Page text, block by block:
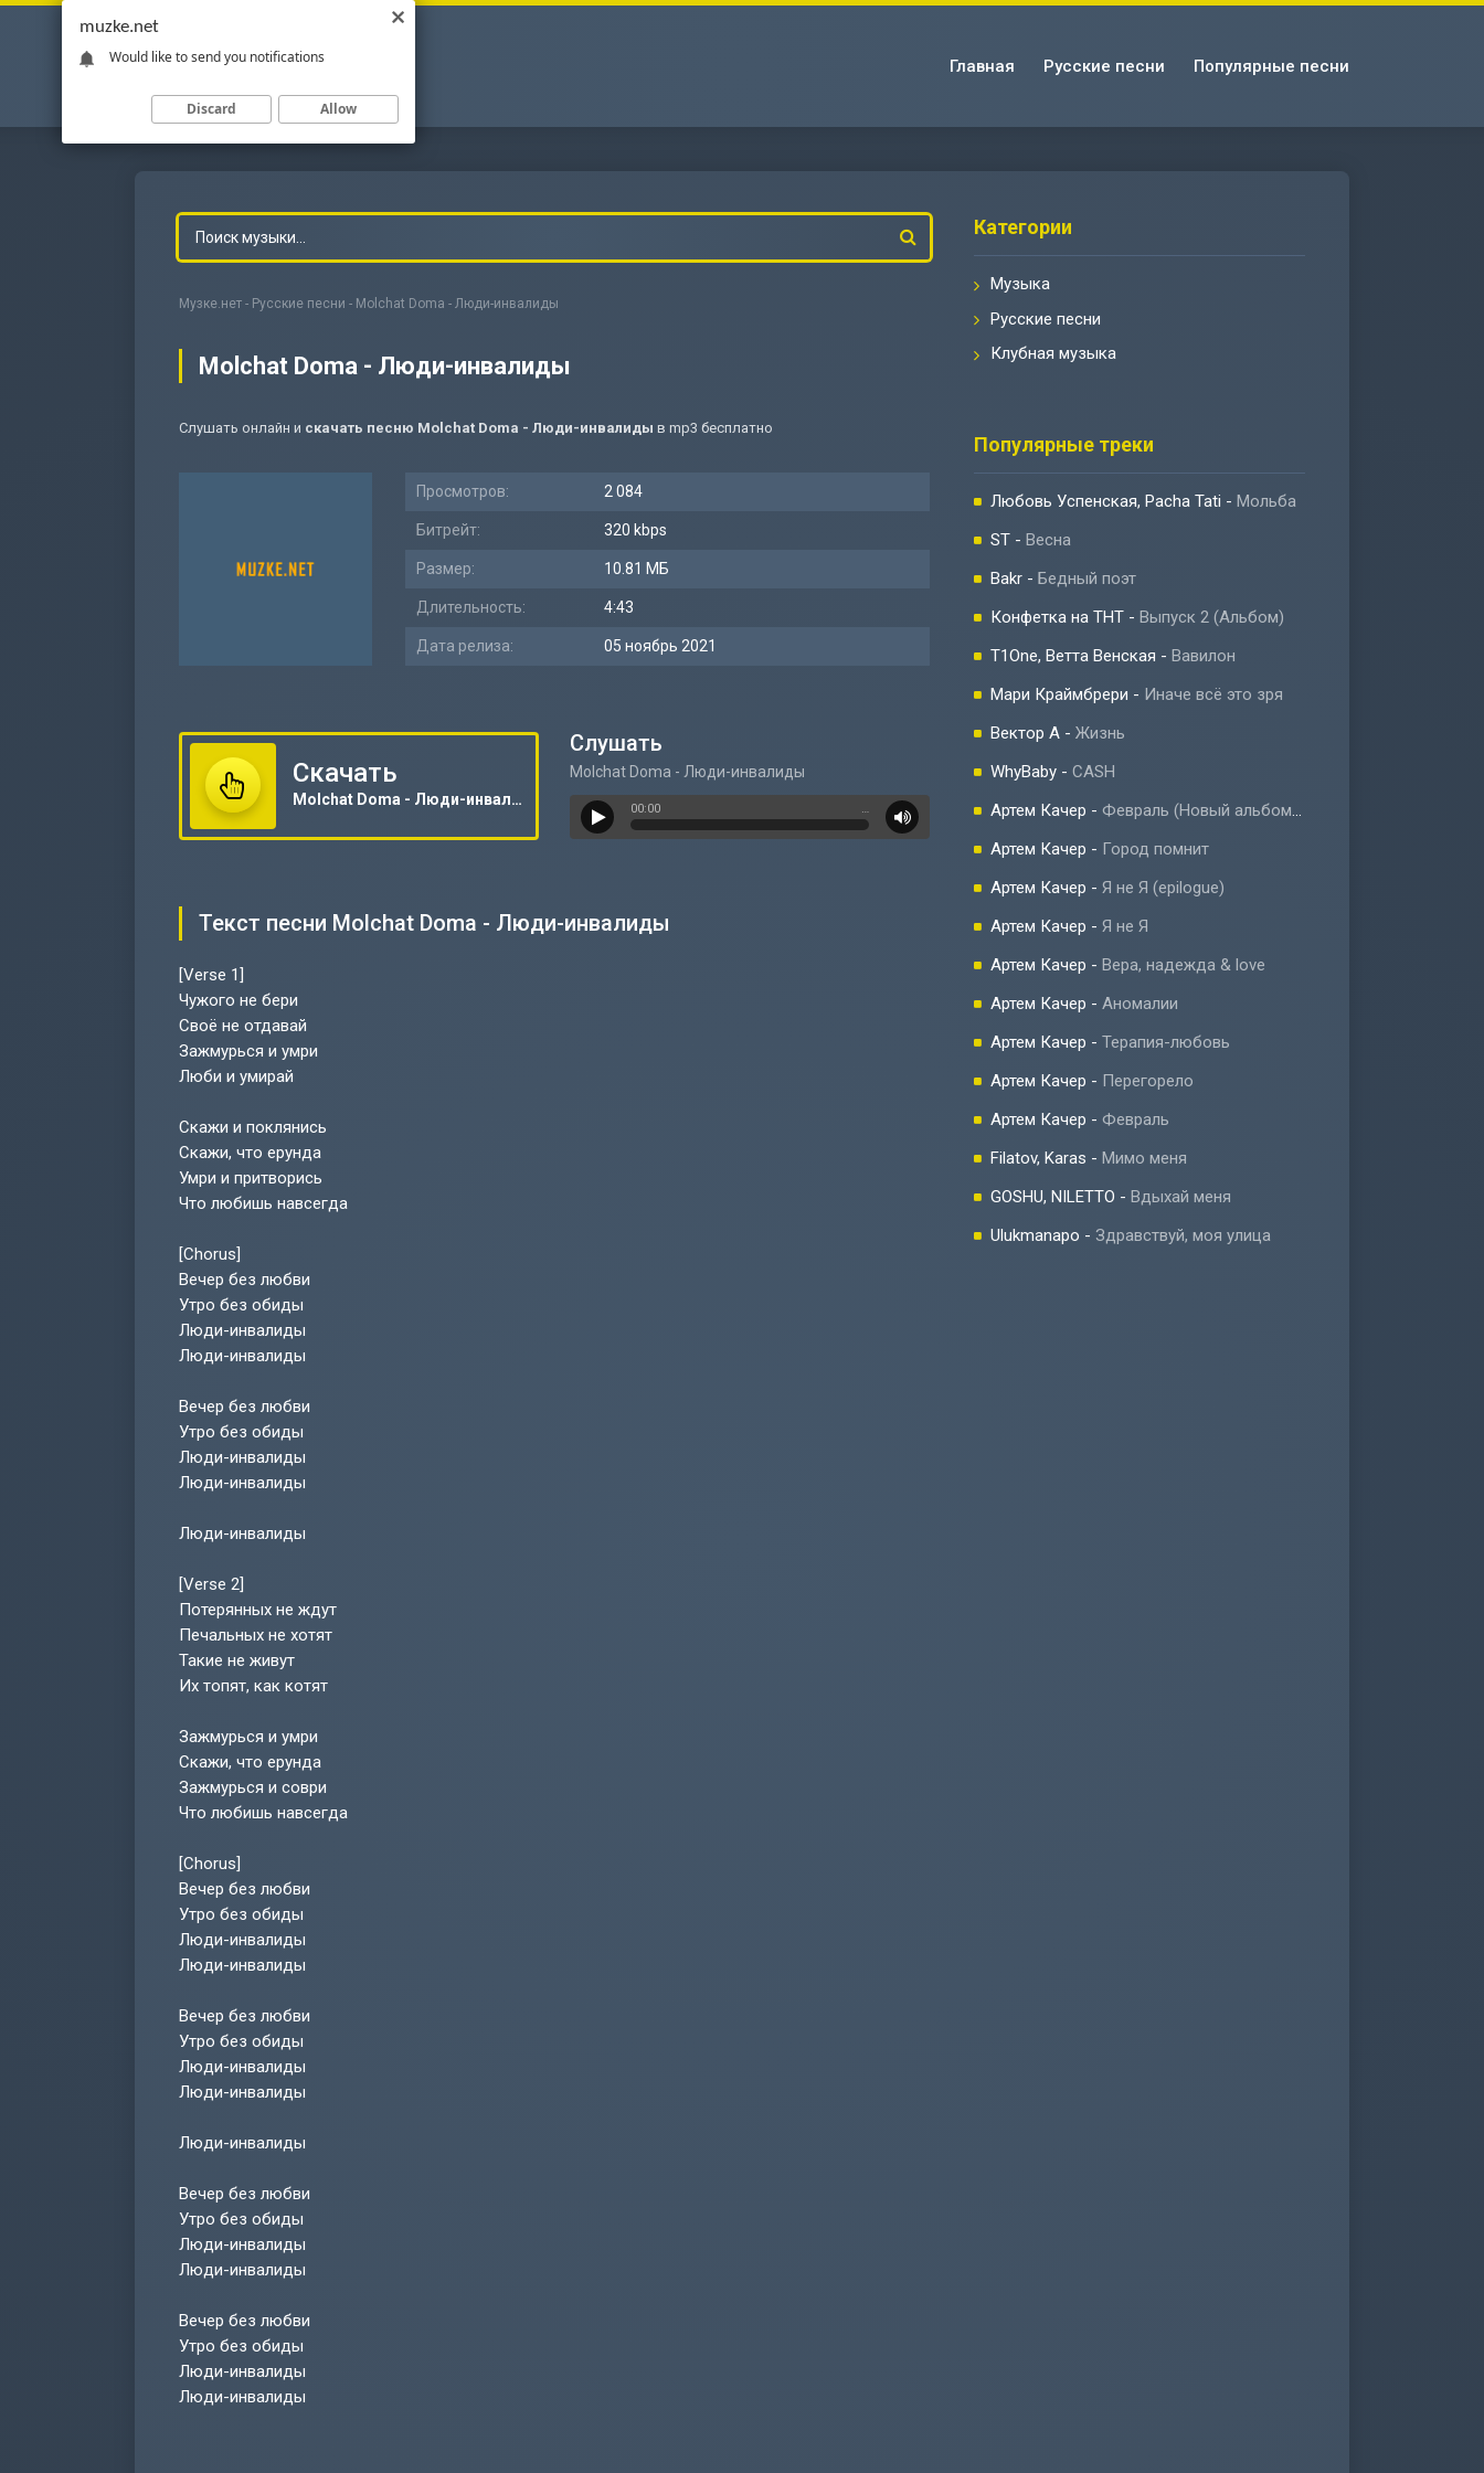
Главная Русские песни Популярные песни
Музке.нет - Русские песни - Molchat Doma - Люди-инвалиды
Molchat Doma - Люди-инвалиды
Слушать онлайн и скачать песню Molchat Doma - Люди-инвалиды в mp3 бесплатно
Просмотров: 2 084
Битрейт: 320 kbps
Размер: 10.81 МБ
Длительность: 4:43
Дата релиза: 05 ноябрь 2021
Скачать
Molchat Doma - Люди-инвалиды
Слушать
Molchat Doma - Люди-инвалиды
00:00 …
Текст песни Molchat Doma - Люди-инвалиды
[Verse 1]
Чужого не бери
Своё не отдавай
Зажмурься и умри
Люби и умирай
Скажи и поклянись
Скажи, что ерунда
Умри и притворись
Что любишь навсегда
[Chorus]
Вечер без любви
Утро без обиды
Люди-инвалиды
Люди-инвалиды
Вечер без любви
Утро без обиды
Люди-инвалиды
Люди-инвалиды
Люди-инвалиды
[Verse 2]
Потерянных не ждут
Печальных не хотят
Такие не живут
Их топят, как котят
Зажмурься и умри
Скажи, что ерунда
Зажмурься и соври
Что любишь навсегда
[Chorus]
Вечер без любви
Утро без обиды
Люди-инвалиды
Люди-инвалиды
Вечер без любви
Утро без обиды
Люди-инвалиды
Люди-инвалиды
Люди-инвалиды
Вечер без любви
Утро без обиды
Люди-инвалиды
Люди-инвалиды
Вечер без любви
Утро без обиды
Люди-инвалиды
Люди-инвалиды
Категории
Музыка
Русские песни
Клубная музыка
Популярные треки
Любовь Успенская, Pacha Tati - Мольба
ST - Весна
Bakr - Бедный поэт
Конфетка на ТНТ - Выпуск 2 (Альбом)
T1One, Ветта Венская - Вавилон
Мари Краймбрери - Иначе всё это зря
Вектор А - Жизнь
WhyBaby - CASH
Артем Качер - Февраль (Новый альбом 2023)
Артем Качер - Город помнит
Артем Качер - Я не Я (epilogue)
Артем Качер - Я не Я
Артем Качер - Вера, надежда & love
Артем Качер - Аномалии
Артем Качер - Терапия-любовь
Артем Качер - Перегорело
Артем Качер - Февраль
Filatov, Karas - Мимо меня
GOSHU, NILETTO - Вдыхай меня
Ulukmanapo - Здравствуй, моя улица
muzke.net
Would like to send you notifications
Discard Allow